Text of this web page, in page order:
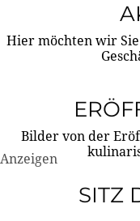
Hier möchten wir
Bilder von der
Anzeigen
SITZ